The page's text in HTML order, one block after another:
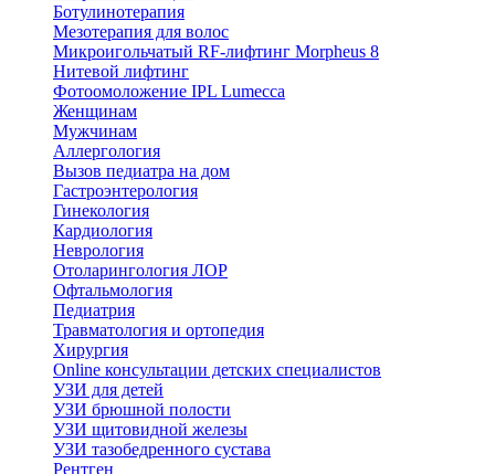
Ботулинотерапия
Мезотерапия для волос
Микроигольчатый RF-лифтинг Morpheus 8
Нитевой лифтинг
Фотоомоложение IPL Lumecca
Женщинам
Мужчинам
Аллергология
Вызов педиатра на дом
Гастроэнтерология
Гинекология
Кардиология
Неврология
Отоларингология ЛОР
Офтальмология
Педиатрия
Травматология и ортопедия
Хирургия
Online консультации детских специалистов
УЗИ для детей
УЗИ брюшной полости
УЗИ щитовидной железы
УЗИ тазобедренного сустава
Рентген